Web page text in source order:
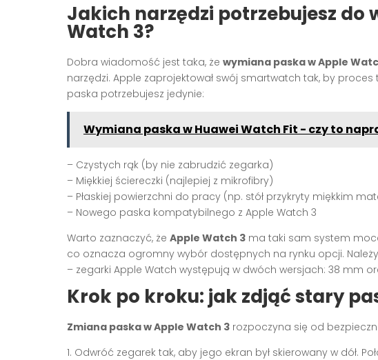
Jakich narzędzi potrzebujesz do
Watch 3?
Dobra wiadomość jest taka, że wymiana paska w Apple
narzędzi. Apple zaprojektował swój smartwatch tak, by
paska potrzebujesz jedynie:
Wymiana paska w Huawei Watch Fit - czy to
– Czystych rąk (by nie zabrudzić zegarka)
– Miękkiej ściereczki (najlepiej z mikrofibry)
– Płaskiej powierzchni do pracy (np. stół przykryty miękkim
– Nowego paska kompatybilnego z Apple Watch 3
Warto zaznaczyć, że Apple Watch 3 ma taki sam system
co oznacza ogromny wybór dostępnych na rynku opcji.
– zegarki Apple Watch występują w dwóch wersjach: 38 mm
Krok po kroku: jak zdjąć stary
Zmiana paska w Apple Watch 3 rozpoczyna się od
1. Odwróć zegarek tak, aby jego ekran był skierowany w dół.